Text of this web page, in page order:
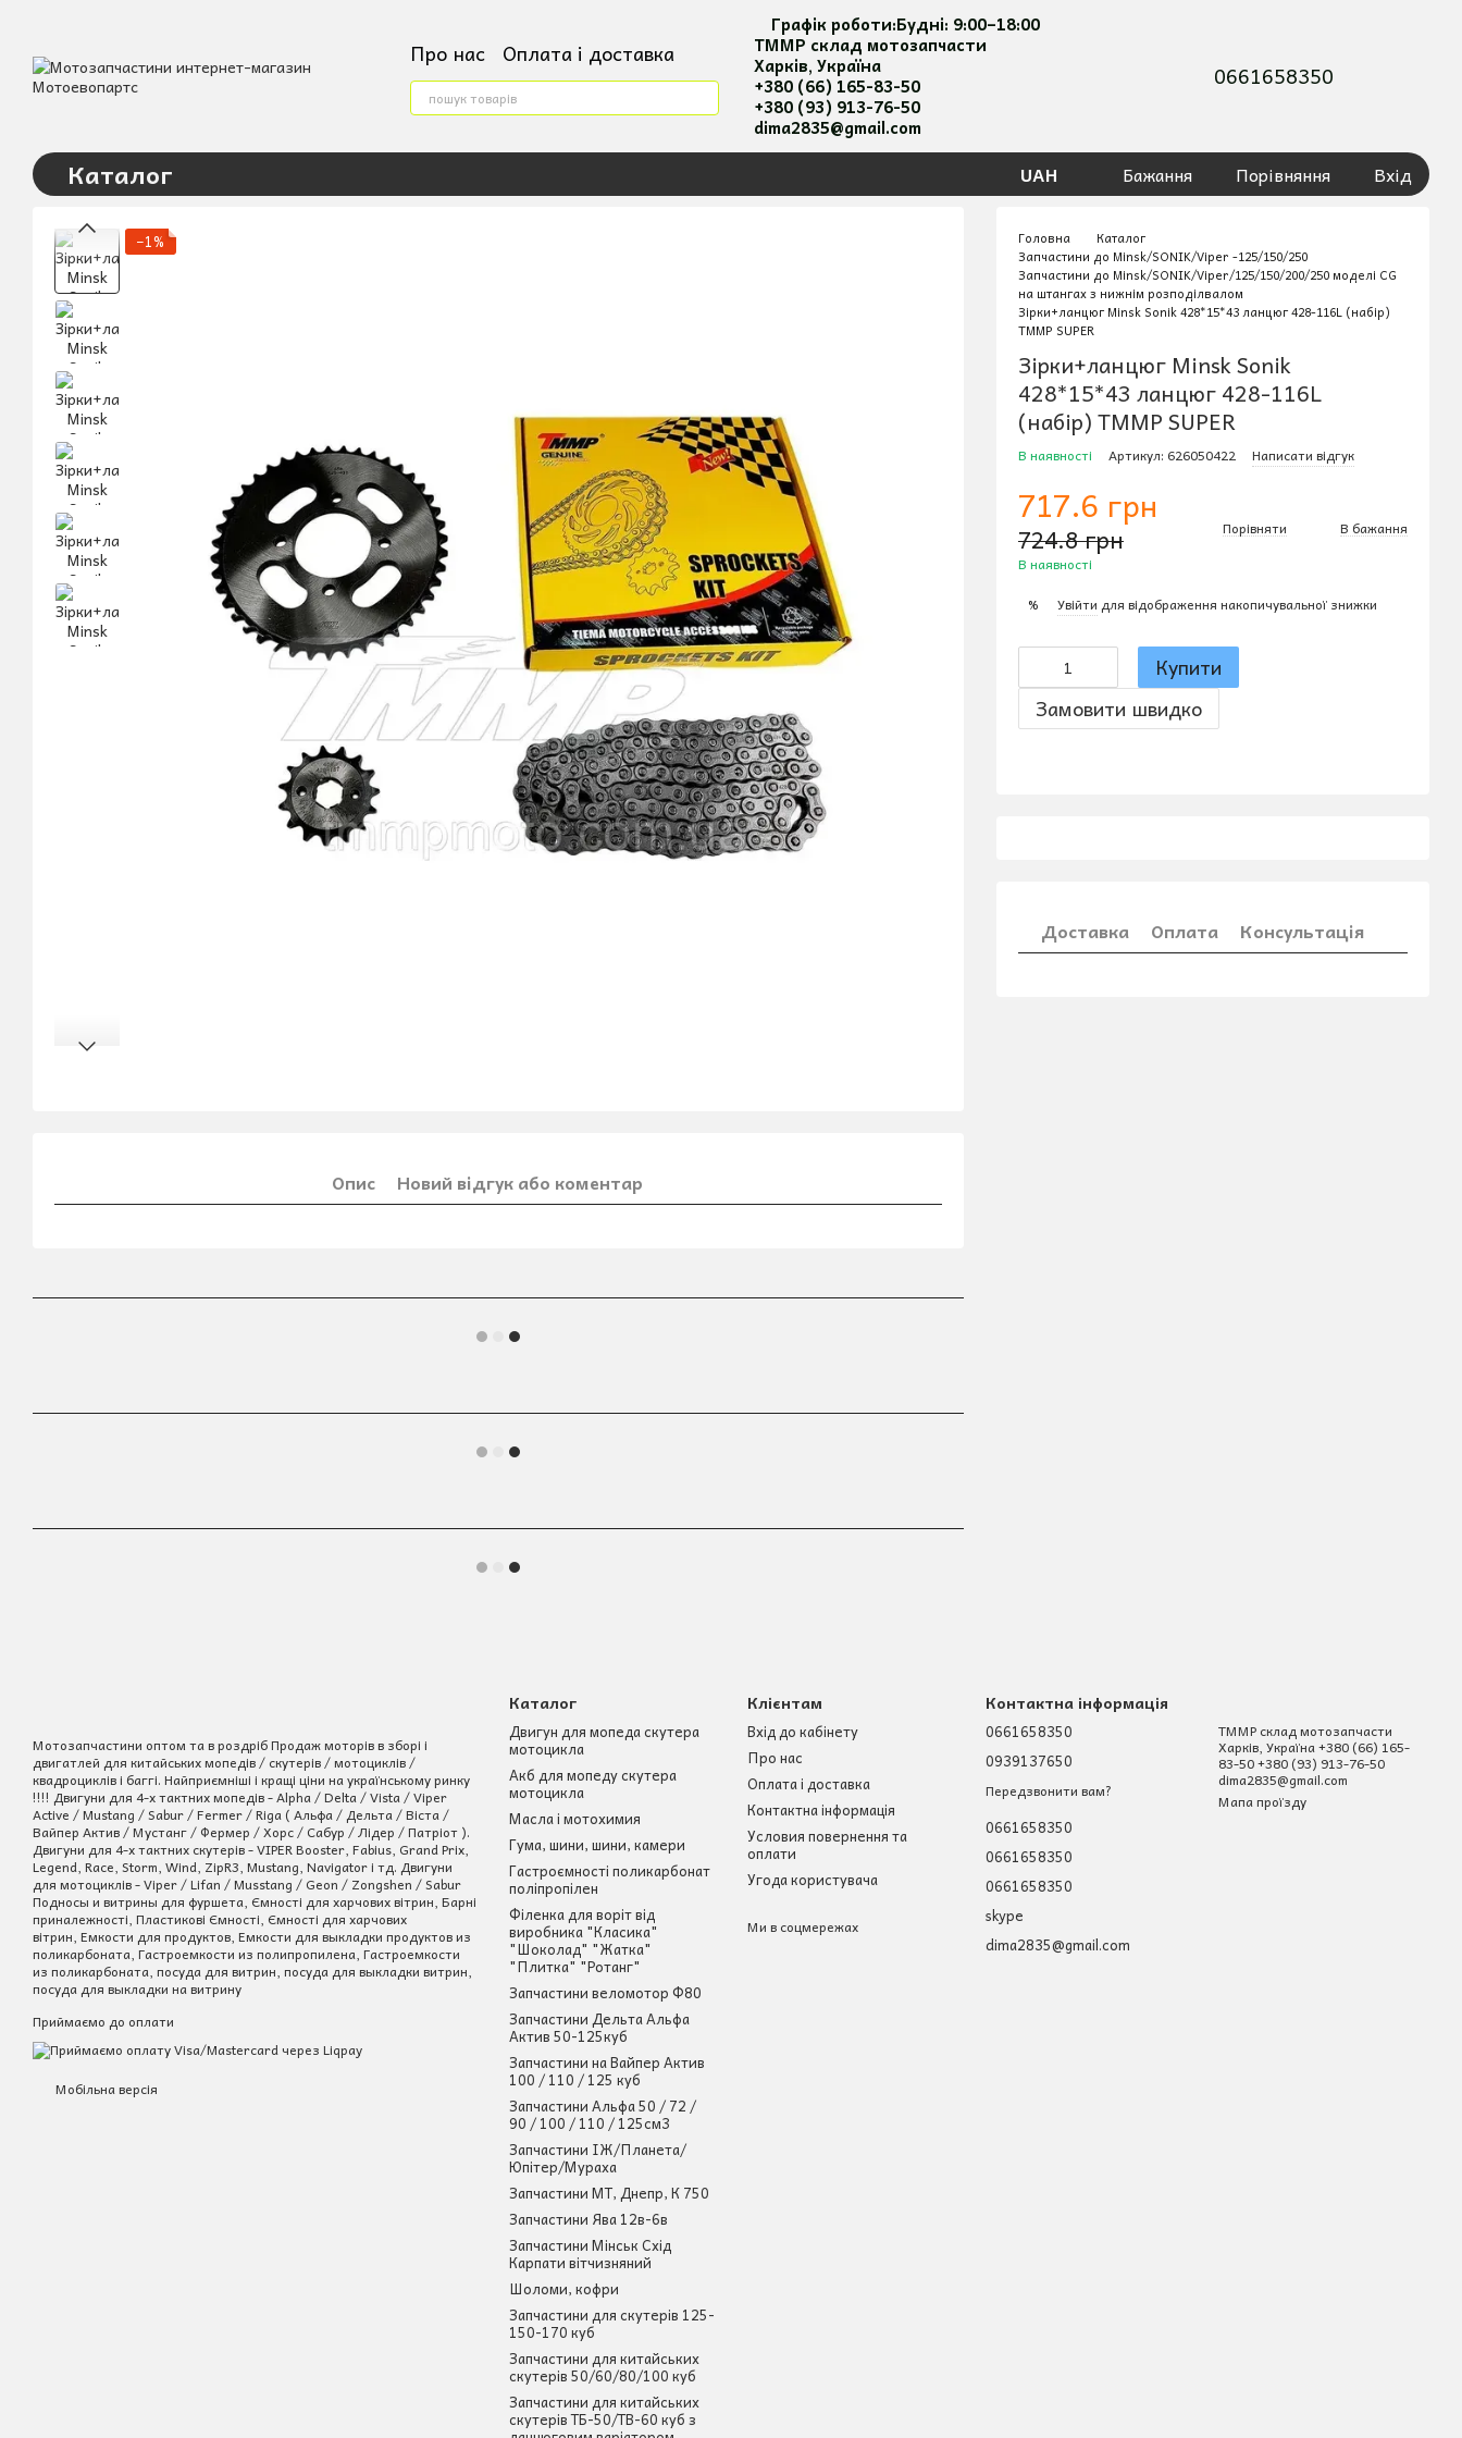
Про нас Оплата і доставка
Контактна інформація
Условия повернення та оплати
Угода користувача
Графік роботи:Будні: 9:00–18:00
ТММР склад мотозапчасти
Харків, Україна
+380 (66) 165-83-50
+380 (93) 913-76-50
dima2835@gmail.com
0661658350
Каталог UAH Бажання Порівняння Вхід
Головна
Каталог
Запчастини до Minsk/SONIK/Viper -125/150/250
Запчастини до Minsk/SONIK/Viper/125/150/200/250 моделі CG
на штангах з нижнім розподілвалом
Зірки+ланцюг Minsk Sonik 428*15*43 ланцюг 428-116L (набір)
TMMP SUPER
Зірки+ланцюг Minsk Sonik
428*15*43 ланцюг 428-116L
(набір) TMMP SUPER
В наявності Артикул: 626050422 Написати відгук
717.6 грн
724.8 грн
В наявності
Порівняти В бажання
% Увійти для відображення накопичувальної знижки
Купити
Замовити швидко
Доставка Оплата Консультація
−1%
Опис Новий відгук або коментар
Мотозапчастини оптом та в роздріб Продаж моторів в зборі і
двигатлей для китайських мопедів / скутерів / мотоциклів /
квадроциклів і баггі. Найприємніші і кращі ціни на українському ринку
!!!! Двигуни для 4-х тактних мопедів - Alpha / Delta / Vista / Viper
Active / Mustang / Sabur / Fermer / Riga ( Альфа / Дельта / Віста /
Вайпер Актив / Мустанг / Фермер / Хорс / Сабур / Лідер / Патріот ).
Двигуни для 4-х тактних скутерів - VIPER Booster, Fabius, Grand Prix,
Legend, Race, Storm, Wind, ZipR3, Mustang, Navigator і тд. Двигуни
для мотоциклів - Viper / Lifan / Musstang / Geon / Zongshen / Sabur
Подносы и витрины для фуршета, Ємності для харчових вітрин, Барні
приналежності, Пластикові Ємності, Ємності для харчових
вітрин, Емкости для продуктов, Емкости для выкладки продуктов из
поликарбоната, Гастроемкости из полипропилена, Гастроемкости
из поликарбоната, посуда для витрин, посуда для выкладки витрин,
посуда для выкладки на витрину
Приймаємо до оплати
Мобільна версія
Каталог
Двигун для мопеда скутера
мотоцикла
Акб для мопеду скутера
мотоцикла
Масла і мотохимия
Гума, шини, шини, камери
Гастроємності поликарбонат
поліпропілен
Філенка для воріт від
виробника "Класика"
"Шоколад" "Жатка"
"Плитка" "Ротанг"
Запчастини веломотор Ф80
Запчастини Дельта Альфа
Актив 50-125куб
Запчастини на Вайпер Актив
100 / 110 / 125 куб
Запчастини Альфа 50 / 72 /
90 / 100 / 110 / 125см3
Запчастини ІЖ/Планета/
Юпітер/Мураха
Запчастини МТ, Днепр, К 750
Запчастини Ява 12в-6в
Запчастини Мінськ Схід
Карпати вітчизняний
Шоломи, кофри
Запчастини для скутерів 125-
150-170 куб
Запчастини для китайських
скутерів 50/60/80/100 куб
Запчастини для китайських
скутерів ТБ-50/ТВ-60 куб з
Клієнтам
Вхід до кабінету
Про нас
Оплата і доставка
Контактна інформація
Условия повернення та
оплати
Угода користувача
Ми в соцмережах
Контактна інформація
0661658350
0939137650
Передзвонити вам?
0661658350
0661658350
0661658350
skype
dima2835@gmail.com
ТММР склад мотозапчасти
Харків, Україна +380 (66) 165-
83-50 +380 (93) 913-76-50
dima2835@gmail.com
Мапа проїзду